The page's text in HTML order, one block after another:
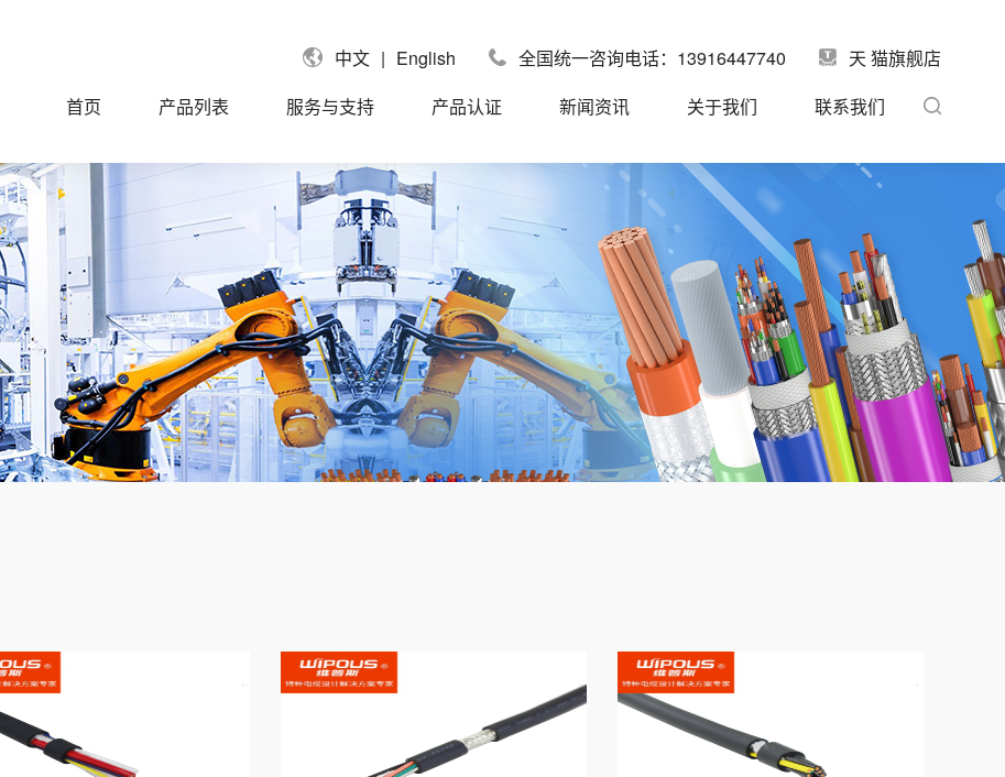
中文 | English 全国统一咨询电话：13916447740
天 猫旗舰店
首页
产品列表
美国UL认证电缆
加拿大CUL认证电缆
德国莱茵TUV认证电缆
欧盟CE认证电缆
国标CCC认证电缆
俄 罗 斯标准电缆
德国标准电缆
UL758单芯线
UL758信号电缆
UL758控制电缆
UL758动力电缆
UL758聚氨酯PUR/TPU电缆
UL62标准
服务与支持 产品认证 新闻资讯 关于我们 联系我们